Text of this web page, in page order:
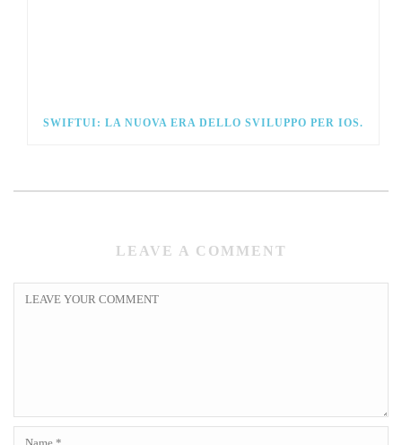
SWIFTUI: LA NUOVA ERA DELLO SVILUPPO PER IOS.
LEAVE A COMMENT